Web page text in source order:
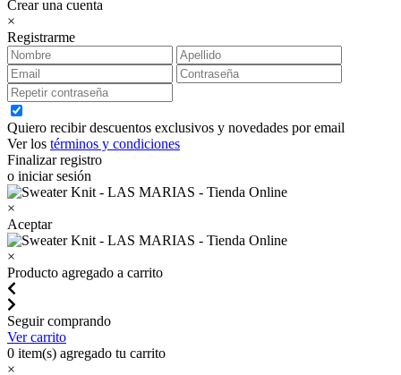
Crear una cuenta
×
Registrarme
Quiero recibir descuentos exclusivos y novedades por email
Ver los términos y condiciones
Finalizar registro
o iniciar sesión
×
Aceptar
×
Producto agregado a carrito
Seguir comprando
Ver carrito
0 item(s) agregado tu carrito
×